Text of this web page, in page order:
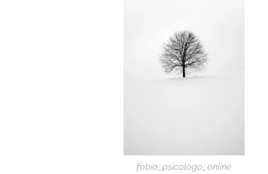
fobia_psicologo_online